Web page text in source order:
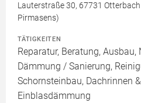
Lauterstraße 30, 67731
Pirmasens)
TÄTIGKEITEN
Reparatur, Beratung, Ausbau,
Dämmung / Sanierung,
Schornsteinbau, Dachrinnen
Einblasdämmung